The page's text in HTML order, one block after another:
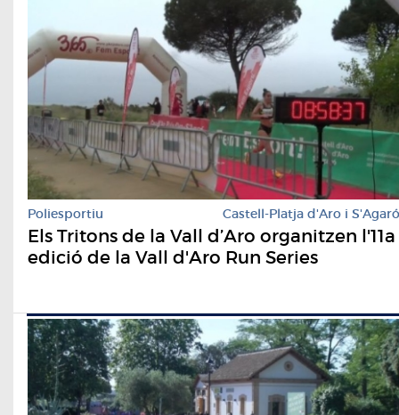
Poliesportiu Castell-Platja d'Aro i S'Agaró
Els Tritons de la Vall d’Aro organitzen l'11a
edició de la Vall d'Aro Run Series